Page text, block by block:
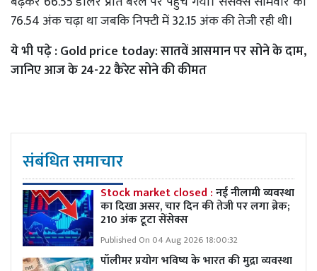
76.54 अंक चढ़ा था जबकि निफ्टी में 32.15 अंक की तेजी रही थी।
ये भी पढ़े :Gold price today: सातवें आसमान पर सोने के दाम,
जानिए आज के 24-22 कैरेट सोने की कीमत
संबंधित समाचार
Stock market closed :नई नीलामी व्यवस्था
का दिखा असर, चार दिन की तेजी पर लगा ब्रेक;
210 अंक टूटा सेंसेक्स
Published On 04 Aug 2026 18:00:32
पॉलीमर प्रयोग भविष्य के भारत की मुद्रा व्यवस्था